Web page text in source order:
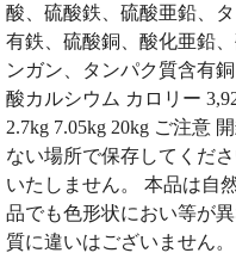
酸、硫酸鉄、硫酸亜鉛、
有鉄、硫酸銅、酸化亜鉛
ンガン、タンパク質含有
酸カルシウム カロリー
2.7kg 7.05kg 20kg ご注意
ない場所で保存してくだ
いたしません。 本品は自
品でも色形状におい等が
質に違いはございません